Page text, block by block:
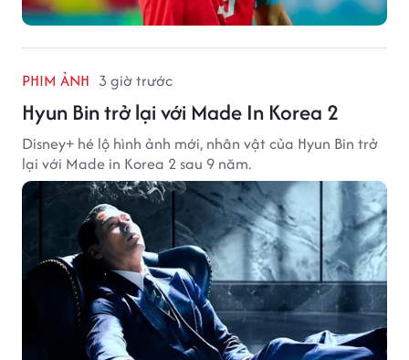
PHIM ẢNH 3 giờ trước
Hyun Bin trở lại với Made In Korea 2
Disney+ hé lộ hình ảnh mới, nhân vật của Hyun Bin trở
lại với Made in Korea 2 sau 9 năm.